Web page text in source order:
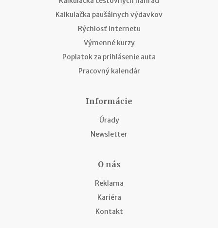
Kalkulačka paušálnych výdavkov
Rýchlosť internetu
Výmenné kurzy
Poplatok za prihlásenie auta
Pracovný kalendár
Informácie
Úrady
Newsletter
O nás
Reklama
Kariéra
Kontakt